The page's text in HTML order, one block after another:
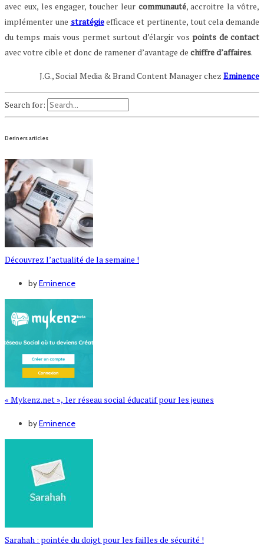
avec eux, les engager, toucher leur communauté, accroitre la vôtre,
implémenter une stratégieefficace et pertinente, tout cela demande
du temps mais vous permet surtout d’élargir vospoints de contact
avec votre cible et donc de ramener d’avantage de chiffre d’affaires.
J.G., Social Media & Brand Content Manager chez Eminence
Search for:
Deriners articles
Découvrez l’actualité de la semaine !
byEminence
« Mykenz.net », 1er réseau social éducatif pour les jeunes
byEminence
Sarahah : pointée du doigt pour les failles de sécurité !